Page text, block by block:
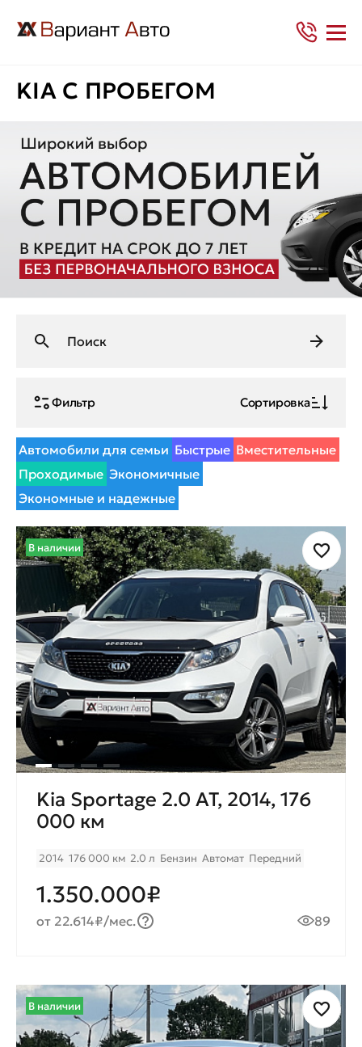
KIA С ПРОБЕГОМ
Фильтр Сортировка
Автомобили для семьи Быстрые Вместительные
Проходимые Экономичные
Экономные и надежные
В наличии
Kia Sportage 2.0 AT, 2014, 176
000 км
2014 176 000 км 2.0 л Бензин Автомат Передний
1.350.000₽
от 22.614₽/мес. 89
В наличии